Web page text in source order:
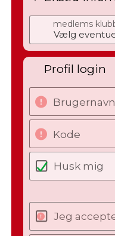
medlems
Profil login
Brugernavn
Kode
Husk mig
Jeg